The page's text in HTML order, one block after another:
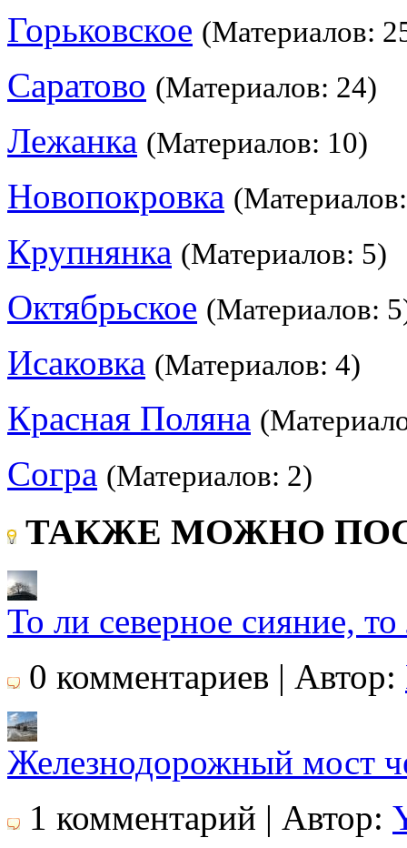
Горьковское (Материалов:
Саратово (Материалов: 24)
Лежанка (Материалов: 10)
Новопокровка
Крупнянка (Материалов: 5)
Октябрьское (Материалов:
Исаковка (Материалов: 4)
Красная Поляна
Согра (Материалов: 2)
ТАКЖЕ МОЖНО
То ли северное сияние,
0 комментариев | Автор:
Железнодорожный мост
1 комментарий | Автор: